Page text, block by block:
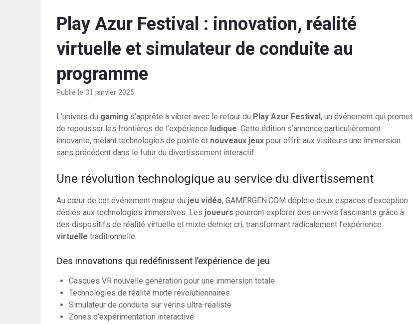
Play Azur Festival : innovation, réalité
virtuelle et simulateur de conduite au
programme
Publié le 31 janvier 2025
L’univers du gaming s’apprête à vibrer avec le retour du Play Azur Festival, un événement qui promet
de repousser les frontières de l’expérience ludique. Cette édition s’annonce particulièrement
innovante, mêlant technologies de pointe et nouveaux jeux pour offrir aux visiteurs une immersion
sans précédent dans le futur du divertissement interactif.
Une révolution technologique au service du divertissement
Au cœur de cet événement majeur du jeu vidéo, GAMERGEN.COM déploie deux espaces d’exception
dédiés aux technologies immersives. Les joueurs pourront explorer des univers fascinants grâce à
des dispositifs de réalité virtuelle et mixte dernier cri, transformant radicalement l’expérience
virtuelle traditionnelle.
Des innovations qui redéfinissent l’expérience de jeu
Casques VR nouvelle génération pour une immersion totale
Technologies de réalité mixte révolutionnaires
Simulateur de conduite sur vérins ultra-réaliste
Zones d’expérimentation interactive